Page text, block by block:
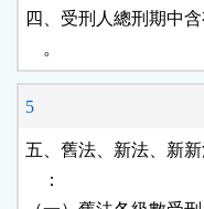
四、受刑人總刑期中
    。
5
五、舊法、新法、新
    ：